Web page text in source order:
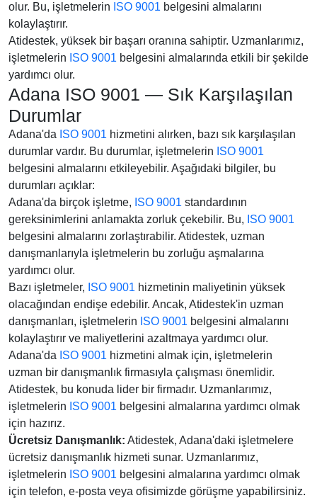
olur. Bu, işletmelerin ISO 9001 belgesini almalarını
kolaylaştırır.
Atidestek, yüksek bir başarı oranına sahiptir. Uzmanlarımız,
işletmelerin ISO 9001 belgesini almalarında etkili bir şekilde
yardımcı olur.
Adana ISO 9001 — Sık Karşılaşılan
Durumlar
Adana'da ISO 9001 hizmetini alırken, bazı sık karşılaşılan
durumlar vardır. Bu durumlar, işletmelerin ISO 9001
belgesini almalarını etkileyebilir. Aşağıdaki bilgiler, bu
durumları açıklar:
Adana'da birçok işletme, ISO 9001 standardının
gereksinimlerini anlamakta zorluk çekebilir. Bu, ISO 9001
belgesini almalarını zorlaştırabilir. Atidestek, uzman
danışmanlarıyla işletmelerin bu zorluğu aşmalarına
yardımcı olur.
Bazı işletmeler, ISO 9001 hizmetinin maliyetinin yüksek
olacağından endişe edebilir. Ancak, Atidestek'in uzman
danışmanları, işletmelerin ISO 9001 belgesini almalarını
kolaylaştırır ve maliyetlerini azaltmaya yardımcı olur.
Adana'da ISO 9001 hizmetini almak için, işletmelerin
uzman bir danışmanlık firmasıyla çalışması önemlidir.
Atidestek, bu konuda lider bir firmadır. Uzmanlarımız,
işletmelerin ISO 9001 belgesini almalarına yardımcı olmak
için hazırız.
Ücretsiz Danışmanlık: Atidestek, Adana'daki işletmelere
ücretsiz danışmanlık hizmeti sunar. Uzmanlarımız,
işletmelerin ISO 9001 belgesini almalarına yardımcı olmak
için telefon, e-posta veya ofisimizde görüşme yapabilirsiniz.